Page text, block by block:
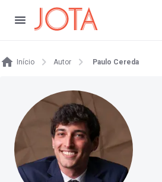
Início Autor Paulo Cereda